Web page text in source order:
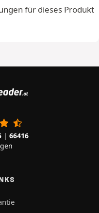
für dieses Produkt
| 66416